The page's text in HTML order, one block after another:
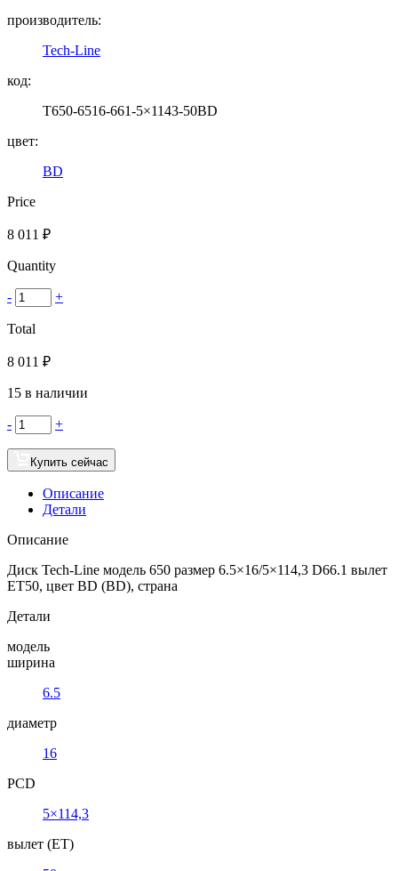
производитель:
Tech-Line
код:
T650-6516-661-5×1143-50BD
цвет:
BD
Price
8 011 ₽
Quantity
- +
Total
8 011 ₽
15 в наличии
- +
Купить сейчас
Описание
Детали
Описание
Диск Tech-Line модель 650 размер 6.5×16/5×114,3 D66.1 вылет
ET50, цвет BD (BD), страна
Детали
модель
ширина
6.5
диаметр
16
PCD
5×114,3
вылет (ET)